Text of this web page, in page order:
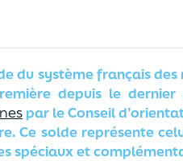
du système français
depuis le
par le Conseil
Ce solde représente
spéciaux et